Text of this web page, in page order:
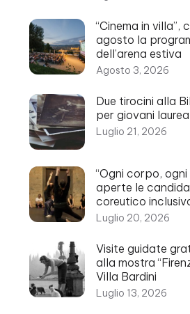
“Cinema in villa”,
agosto la
dell’arena estiva
Agosto 3, 2026
Due tirocini alla
per giovani
Luglio 21, 2026
“Ogni corpo, ogni
aperte le
coreutico
Luglio 20, 2026
Visite guidate
alla mostra
Villa Bardini
Luglio 13, 2026